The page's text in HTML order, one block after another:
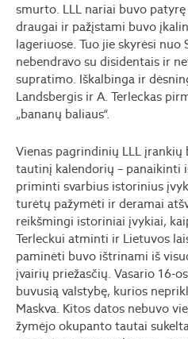
smurto. LLL nariai buvo
draugai ir pažįstami buvo
lageriuose. Tuo jie skyrėsi nuo
nebendravo su disidentais ir
supratimo. Iškalbinga ir
Landsbergis ir A. Terleckas
„bananų baliaus“.
Vienas pagrindinių LLL
tautinį kalendorių – panaikinti
priminti svarbius istorinius
turėtų pažymėti ir deramai
reikšmingi istoriniai įvykiai,
Terleckui atminti ir Lietuvos
paminėti buvo ištrinami iš
įvairių priežasčių. Vasario 16-
buvusią valstybę, kurios
Maskva. Kitos datos nebuvo
žymėjo okupanto tautai